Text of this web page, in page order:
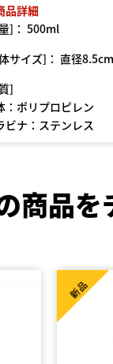
詳細
]： 500ml
サイズ]： 直径
]
：ポリプロピレン
ビナ：ステンレス
商品を
新品